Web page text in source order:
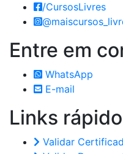
/CursosLivres
Entre em
WhatsApp
E-mail
Links
Validar